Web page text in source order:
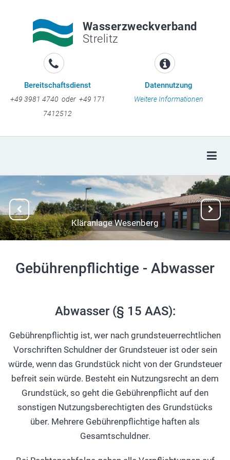
Wasserzweckverband
Strelitz
Bereitschaftsdienst
+49 3981 4740 oder +49 171
7412512
Datennutzung
Weitere Informationen
Kläranlage Wesenberg
Previous Next
Gebührenpflichtige - Abwasser
Abwasser (§ 15 AAS):
Gebührenpflichtig ist, wer nach grundsteuerrechtlichen
Vorschriften Schuldner der Grundsteuer ist oder sein
würde, wenn das Grundstück nicht von der Grundsteuer
befreit sein würde. Besteht ein Nutzungsrecht an dem
Grundstück, so geht die Gebührenpflicht auf den
sonstigen Nutzungsberechtigten des Grundstücks
über. Mehrere Gebührenpflichtige haften als
Gesamtschuldner.